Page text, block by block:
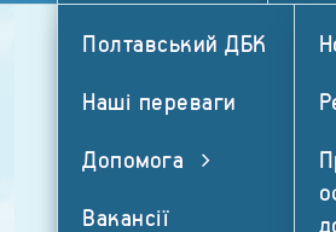
Наши преимущества
Помощь
Вакансии
Контакты
Полтавський ДБК
Наші переваги
Допомога
Вакансії
Наши